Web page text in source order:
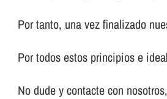
Por tanto, una vez finalizado
Por todos estos principios e
No dude y contacte con